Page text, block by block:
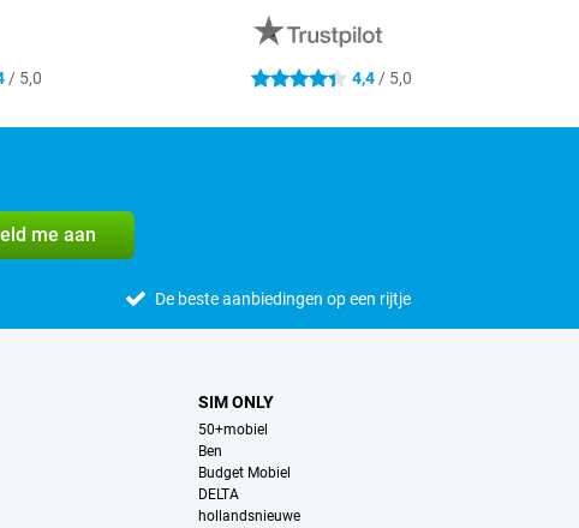
/ 5,0 4.4 sterren 4,4 / 5,0
me aan
De beste aanbiedingen op een rijtje
SIM ONLY
50+mobiel
Ben
Budget Mobiel
DELTA
hollandsnieuwe